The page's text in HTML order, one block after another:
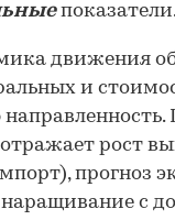
движения
и
рост
прогноз
наращивание с